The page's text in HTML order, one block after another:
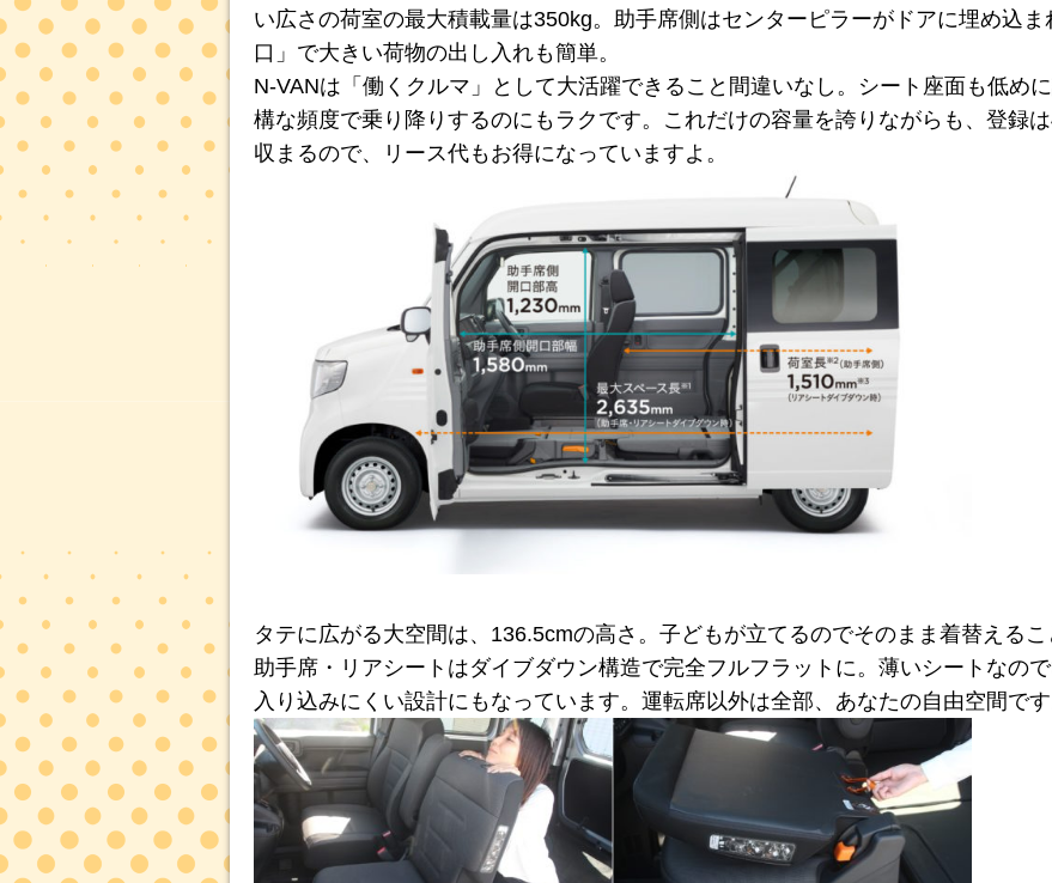
い広さの荷室の最大積載量は350kg。助手席側はセンターピラーがドアに埋め込
口」で大きい荷物の出し入れも簡単。
N-VANは「働くクルマ」として大活躍できること間違いなし。シート座面も低め
構な頻度で乗り降りするのにもラクです。これだけの容量を誇りながらも、登録
収まるので、リース代もお得になっていますよ。
タテに広がる大空間は、136.5cmの高さ。子どもが立てるのでそのまま着替えるこ
助手席・リアシートはダイブダウン構造で完全フルフラットに。薄いシートなの
入り込みにくい設計にもなっています。運転席以外は全部、あなたの自由空間です